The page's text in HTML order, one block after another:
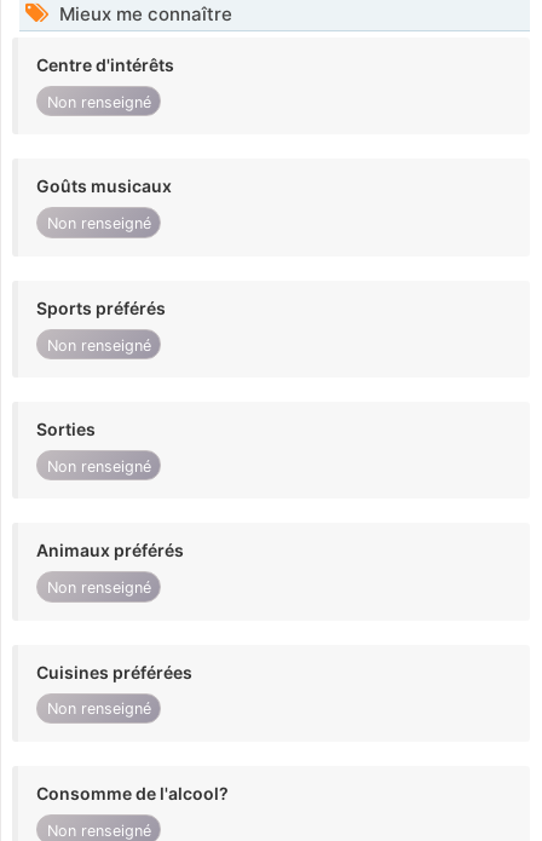
Mieux me connaître
Centre d'intérêts
Non renseigné
Goûts musicaux
Non renseigné
Sports préférés
Non renseigné
Sorties
Non renseigné
Animaux préférés
Non renseigné
Cuisines préférées
Non renseigné
Consomme de l'alcool?
Non renseigné